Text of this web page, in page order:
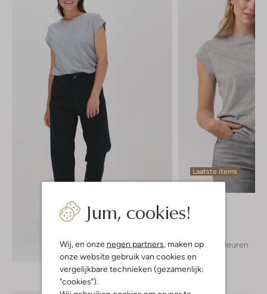
Jum, cookies!
Wij, en onze negen partners , maken op
onze website gebruik van cookies en
vergelijkbare technieken (gezamenlijk:
"cookies").
Ontdek de look
Laatste items
+ meer kleuren